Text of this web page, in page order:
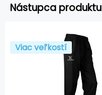
Nástupca produktu
Viac veľkostí